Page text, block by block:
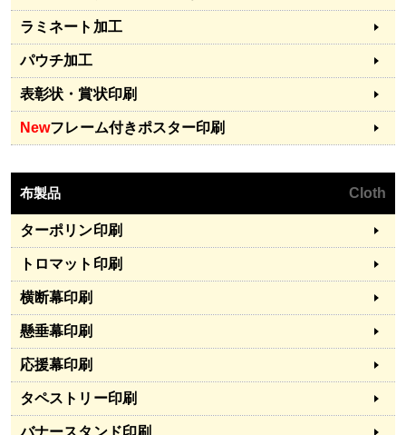
ラミネート加工
パウチ加工
表彰状・賞状印刷
Newフレーム付きポスター印刷
布製品 Cloth
ターポリン印刷
トロマット印刷
横断幕印刷
懸垂幕印刷
応援幕印刷
タペストリー印刷